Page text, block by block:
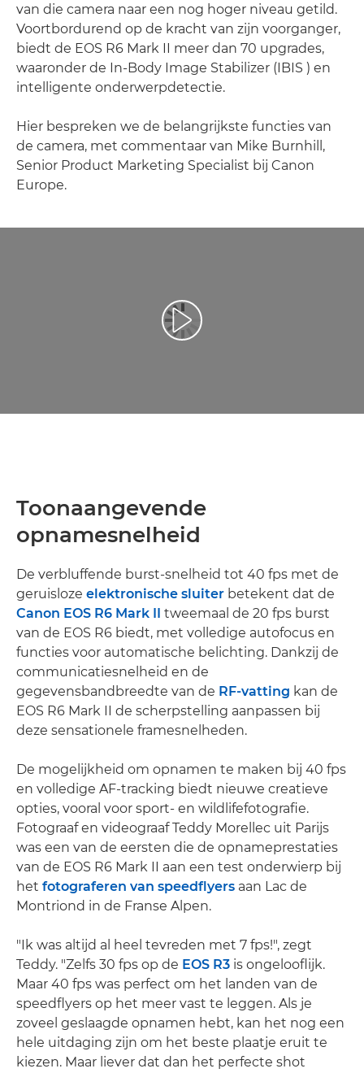
van die camera naar een nog hoger niveau getild.
Voortbordurend op de kracht van zijn voorganger,
biedt de EOS R6 Mark II meer dan 70 upgrades,
waaronder de In-Body Image Stabilizer (IBIS ) en
intelligente onderwerpdetectie.
Hier bespreken we de belangrijkste functies van
de camera, met commentaar van Mike Burnhill,
Senior Product Marketing Specialist bij Canon
Europe.
Video afspelen
Toonaangevende
opnamesnelheid
De verbluffende burst-snelheid tot 40 fps met de
geruisloze elektronische sluiter betekent dat de
Canon EOS R6 Mark II tweemaal de 20 fps burst
van de EOS R6 biedt, met volledige autofocus en
functies voor automatische belichting. Dankzij de
communicatiesnelheid en de
gegevensbandbreedte van de RF-vatting kan de
EOS R6 Mark II de scherpstelling aanpassen bij
deze sensationele framesnelheden.
De mogelijkheid om opnamen te maken bij 40 fps
en volledige AF-tracking biedt nieuwe creatieve
opties, vooral voor sport- en wildlifefotografie.
Fotograaf en videograaf Teddy Morellec uit Parijs
was een van de eersten die de opnameprestaties
van de EOS R6 Mark II aan een test onderwierp bij
het fotograferen van speedflyers aan Lac de
Montriond in de Franse Alpen.
"Ik was altijd al heel tevreden met 7 fps!", zegt
Teddy. "Zelfs 30 fps op de EOS R3 is ongelooflijk.
Maar 40 fps was perfect om het landen van de
speedflyers op het meer vast te leggen. Als je
zoveel geslaagde opnamen hebt, kan het nog een
hele uitdaging zijn om het beste plaatje eruit te
kiezen. Maar liever dat dan het perfecte shot